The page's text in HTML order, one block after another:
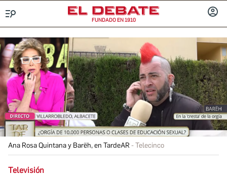
FUNDADO EN 1910
Ana Rosa Quintana y Barëh, en TardeAR Telecinco
Televisión